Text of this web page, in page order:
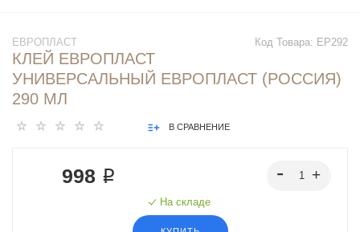
Код Товара: EP292
ЕВРОПЛАСТ
КЛЕЙ ЕВРОПЛАСТ
УНИВЕРСАЛЬНЫЙ ЕВРОПЛАСТ (РОССИЯ)
290 МЛ
В СРАВНЕНИЕ
998 ₽
На складе